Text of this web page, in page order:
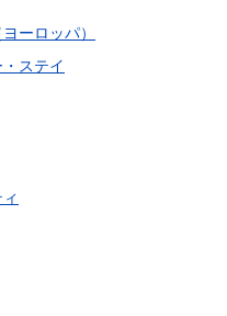
ーロッパ）
ステイ